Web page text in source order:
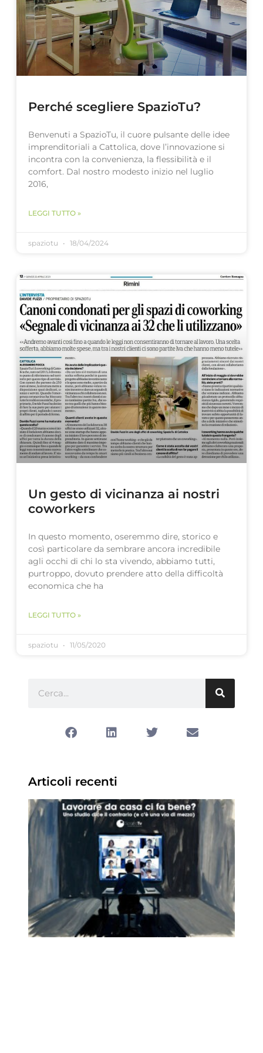
Perché scegliere SpazioTu?
Benvenuti a SpazioTu, il cuore pulsante delle idee
imprenditoriali a Cattolica, dove l’innovazione si
incontra con la convenienza, la flessibilità e il
comfort. Dal nostro modesto inizio nel luglio
2016,
LEGGI TUTTO »
spaziotu 18/04/2024
Un gesto di vicinanza ai nostri
coworkers
In questo momento, oseremmo dire, storico e
così particolare da sembrare ancora incredibile
agli occhi di chi lo sta vivendo, abbiamo tutti,
purtroppo, dovuto prendere atto della difficoltà
economica che ha
LEGGI TUTTO »
spaziotu 11/05/2020
Articoli recenti